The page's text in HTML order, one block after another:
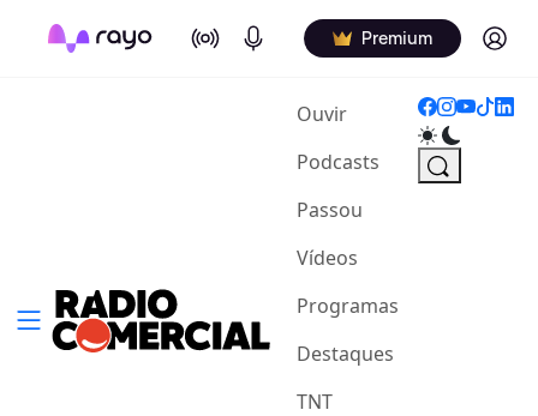
On Air Podcasts Premium Log in
Ouvir(current)
Podcasts
Passou
Vídeos
Programas
Destaques
TNT